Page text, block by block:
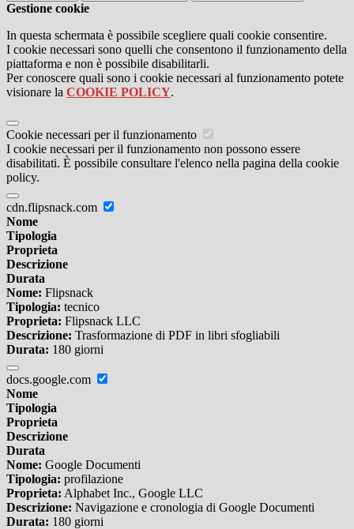
Gestione cookie
In questa schermata è possibile scegliere quali cookie consentire.
I cookie necessari sono quelli che consentono il funzionamento della
piattaforma e non è possibile disabilitarli.
Per conoscere quali sono i cookie necessari al funzionamento potete
visionare la COOKIE POLICY.
Cookie necessari per il funzionamento
I cookie necessari per il funzionamento non possono essere
disabilitati. È possibile consultare l'elenco nella pagina della cookie
policy.
cdn.flipsnack.com
Nome
Tipologia
Proprieta
Descrizione
Durata
Nome: Flipsnack
Tipologia: tecnico
Proprieta: Flipsnack LLC
Descrizione: Trasformazione di PDF in libri sfogliabili
Durata: 180 giorni
docs.google.com
Nome
Tipologia
Proprieta
Descrizione
Durata
Nome: Google Documenti
Tipologia: profilazione
Proprieta: Alphabet Inc., Google LLC
Descrizione: Navigazione e cronologia di Google Documenti
Durata: 180 giorni